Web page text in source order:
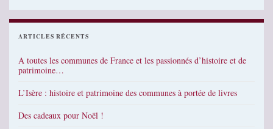
ARTICLES RÉCENTS
A toutes les communes de France et les passionnés d’histoire et de
patrimoine…
L’Isère : histoire et patrimoine des communes à portée de livres
Des cadeaux pour Noël !